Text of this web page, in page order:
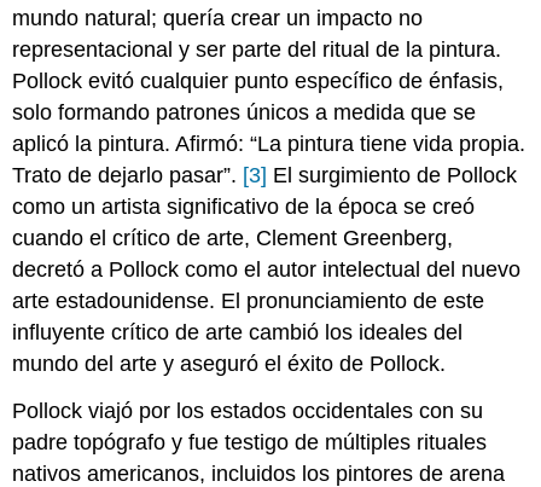
mundo natural; quería crear un impacto no
representacional y ser parte del ritual de la pintura.
Pollock evitó cualquier punto específico de énfasis,
solo formando patrones únicos a medida que se
aplicó la pintura. Afirmó: “La pintura tiene vida propia.
Trato de dejarlo pasar”. [3] El surgimiento de Pollock
como un artista significativo de la época se creó
cuando el crítico de arte, Clement Greenberg,
decretó a Pollock como el autor intelectual del nuevo
arte estadounidense. El pronunciamiento de este
influyente crítico de arte cambió los ideales del
mundo del arte y aseguró el éxito de Pollock.
Pollock viajó por los estados occidentales con su
padre topógrafo y fue testigo de múltiples rituales
nativos americanos, incluidos los pintores de arena